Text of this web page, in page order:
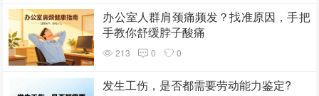
办公室人群肩颈痛频发？找准原因，手把
手教你舒缓脖子酸痛
213 0 0
发生工伤，是否都需要劳动能力鉴定?